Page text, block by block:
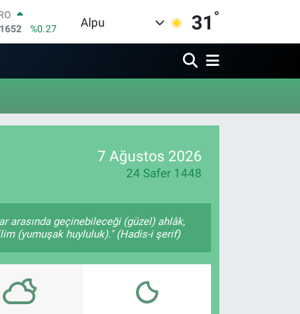
%0.27
ALTIN
%-19
Alpu 31 °
7 Ağustos 2026
24 Safer 1448
arasında geçinebileceği (güzel) ahlâk,
(yumuşak huyluluk)." (Hadis-i şerif)